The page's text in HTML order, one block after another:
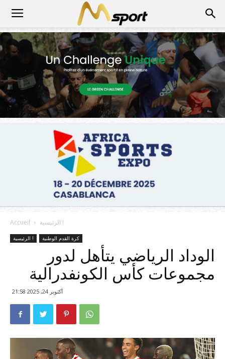
Accueil الرئيسية !
الرئيسية ! كرة القدم الوطنية
الوداد الرياضي يتأهل لدور
مجموعات كأس الكونفدرالية
أكتوبر 24, 2025 21:58